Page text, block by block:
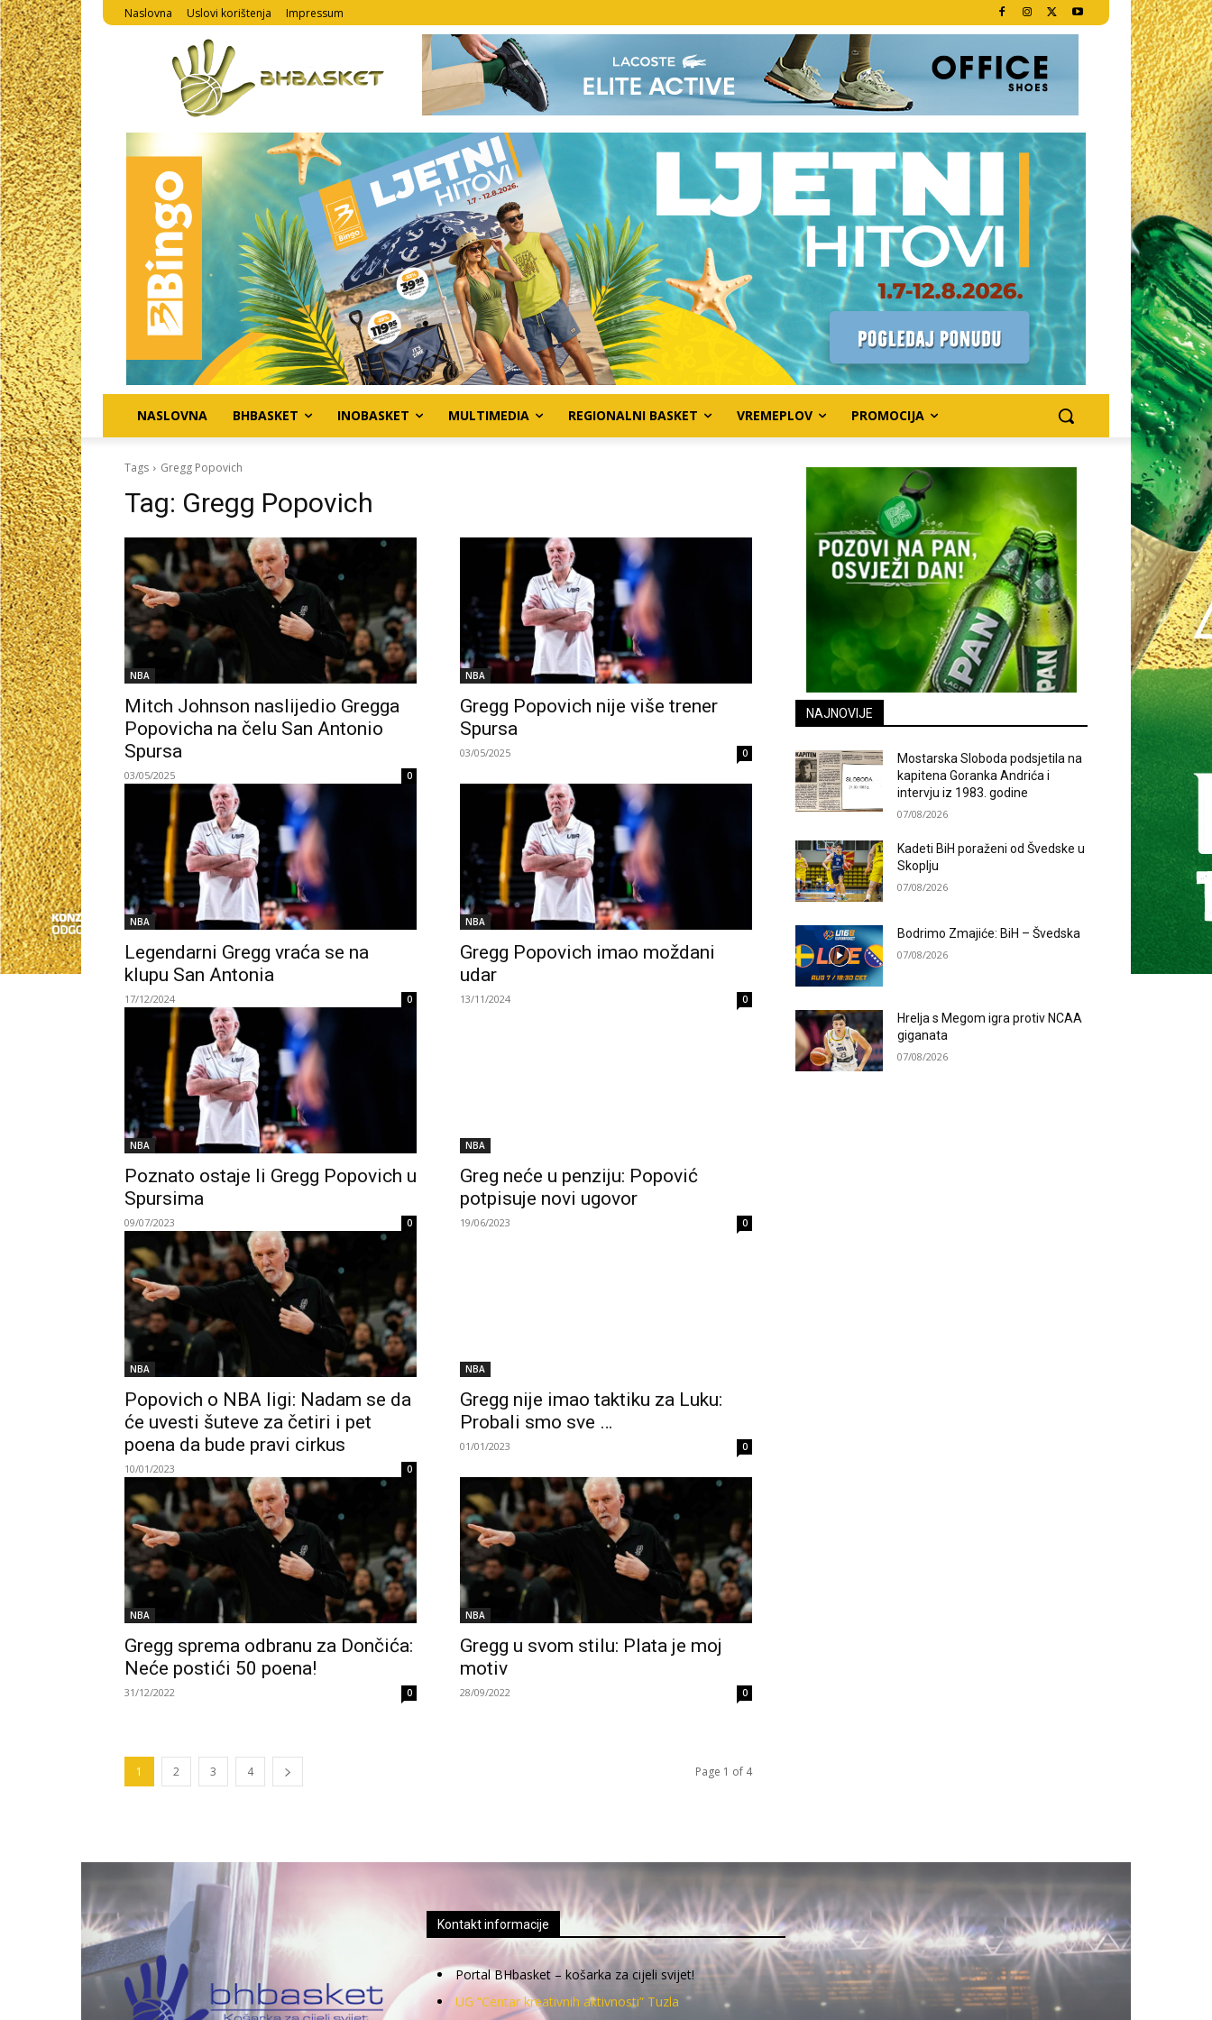
Naslovna Uslovi korištenja Impressum
NASLOVNA BHBASKET INOBASKET MULTIMEDIA REGIONALNI BASKET VREMEPLOV PROMOCIJA
Tags Gregg Popovich
Tag: Gregg Popovich
NBA
Mitch Johnson naslijedio Gregga
Popovicha na čelu San Antonio
Spursa
03/05/2025 0
NBA
Gregg Popovich nije više trener
Spursa
03/05/2025 0
NBA
Legendarni Gregg vraća se na
klupu San Antonia
17/12/2024 0
NBA
Gregg Popovich imao moždani
udar
13/11/2024 0
NBA
Poznato ostaje li Gregg Popovich u
Spursima
09/07/2023 0
NBA
Greg neće u penziju: Popović
potpisuje novi ugovor
19/06/2023 0
NBA
Popovich o NBA ligi: Nadam se da
će uvesti šuteve za četiri i pet
poena da bude pravi cirkus
10/01/2023 0
NBA
Gregg nije imao taktiku za Luku:
Probali smo sve …
01/01/2023 0
NBA
Gregg sprema odbranu za Dončića:
Neće postići 50 poena!
31/12/2022 0
NBA
Gregg u svom stilu: Plata je moj
motiv
28/09/2022 0
1 2 3 4 Page 1 of 4
NAJNOVIJE
Mostarska Sloboda podsjetila na
kapitena Goranka Andrića i
intervju iz 1983. godine
07/08/2026
Kadeti BiH poraženi od Švedske u
Skoplju
07/08/2026
Bodrimo Zmajiće: BiH – Švedska
07/08/2026
Hrelja s Megom igra protiv NCAA
giganata
07/08/2026
Kontakt informacije
Portal BHbasket – košarka za cijeli svijet!
UG “Centar kreativnih aktivnosti” Tuzla